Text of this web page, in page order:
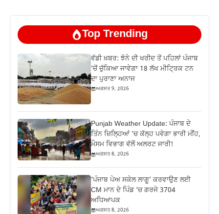
Top Trending
ਵੱਡੀ ਖ਼ਬਰ: ਝੋਨੇ ਦੀ ਖਰੀਦ ਤੋਂ ਪਹਿਲਾਂ ਪੰਜਾਬ
‘ਚੋਂ ਚੁੱਕਿਆ ਜਾਵੇਗਾ 18 ਲੱਖ ਮੀਟ੍ਰਿਕ ਟਨ
ਦਾ ਪੁਰਾਣਾ ਅਨਾਜ
ਅਗਸਤ 9, 2026
Punjab Weather Update: ਪੰਜਾਬ ਦੇ
ਤਿੰਨ ਜ਼‍ਿਲ੍ਹਿਆਂ ‘ਚ ਕੱਲ੍ਹ ਪਵੇਗਾ ਭਾਰੀ ਮੀਂਹ,
ਮੌਸਮ ਵਿਭਾਗ ਵੱਲੋਂ ਅਲਰਟ ਜਾਰੀ!
ਅਗਸਤ 8, 2026
‘ਪੰਜਾਬ ਪੇਅ ਸਕੇਲ ਲਾਗੂ’ ਕਰਵਾਉਣ ਲਈ
CM ਮਾਨ ਦੇ ਪਿੰਡ ‘ਚ ਗਰਜੇ 3704
ਅਧਿਆਪਕ
ਅਗਸਤ 8, 2026